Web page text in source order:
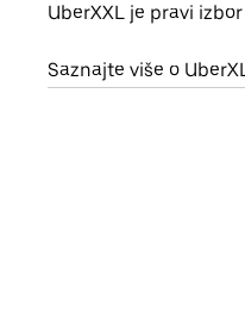
UberXXL je pravi izbor
Saznajte više o